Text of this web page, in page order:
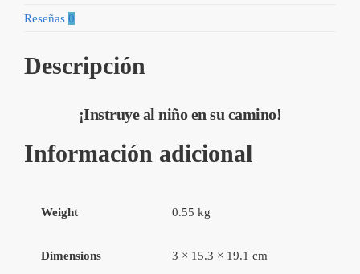
Reseñas 0
Descripción
¡Instruye al niño en su camino!
Información adicional
Weight 0.55 kg
Dimensions 3 × 15.3 × 19.1 cm